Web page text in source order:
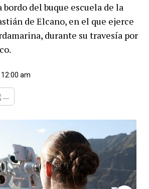
bordo del buque escuela de la
de Elcano, en el que ejerce
durante su travesía por
am
...